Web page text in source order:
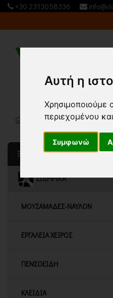
Αυτή η
Χρησιμοποιούμε
περιεχομένου
Συμφωνώ
+30 2313058336
Κεντρική σελίδα ΣΙΔΗΡΙΚΑ
ΚΑΤΗΓΟΡΙΕΣ
ΣΙΔΗΡΙΚΑ
ΜΟΥΣΑΜΑΔΕΣ-ΝΑΥΛΟΝ
ΕΡΓΑΛΕΙΑ ΧΕΙΡΟΣ
ΠΕΝΣΟΕΙΔΗ
ΚΛΕΙΔΙΑ